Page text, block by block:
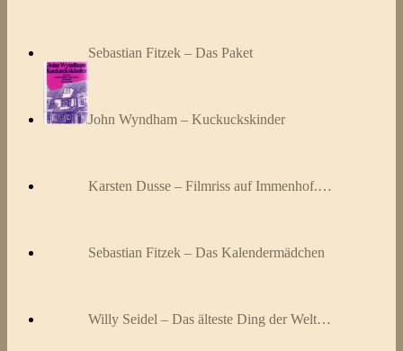
Sebastian Fitzek – Das Paket
John Wyndham – Kuckuckskinder
Karsten Dusse – Filmriss auf Immenhof.…
Sebastian Fitzek – Das Kalendermädchen
Willy Seidel – Das älteste Ding der Welt…